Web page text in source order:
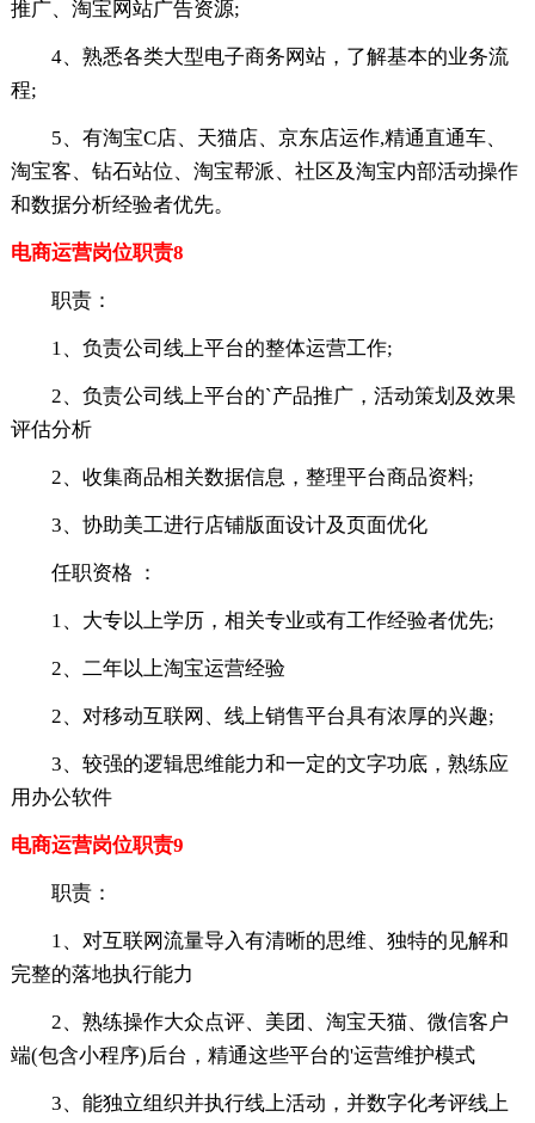
推广、淘宝网站广告资源;
4、熟悉各类大型电子商务网站，了解基本的业务流
程;
5、有淘宝C店、天猫店、京东店运作,精通直通车、
淘宝客、钻石站位、淘宝帮派、社区及淘宝内部活动操作
和数据分析经验者优先。
电商运营岗位职责8
职责：
1、负责公司线上平台的整体运营工作;
2、负责公司线上平台的`产品推广，活动策划及效果
评估分析
2、收集商品相关数据信息，整理平台商品资料;
3、协助美工进行店铺版面设计及页面优化
任职资格 ：
1、大专以上学历，相关专业或有工作经验者优先;
2、二年以上淘宝运营经验
2、对移动互联网、线上销售平台具有浓厚的兴趣;
3、较强的逻辑思维能力和一定的文字功底，熟练应
用办公软件
电商运营岗位职责9
职责：
1、对互联网流量导入有清晰的思维、独特的见解和
完整的落地执行能力
2、熟练操作大众点评、美团、淘宝天猫、微信客户
端(包含小程序)后台，精通这些平台的'运营维护模式
3、能独立组织并执行线上活动，并数字化考评线上